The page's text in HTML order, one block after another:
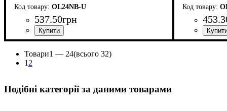
OL24NB-U
537.50грн
Тип електрофурнітури: Рамки
Кількість місць рамок: рамка 2х2м
Серія: Line
Колір: Чорний
453.
Тип
Кількість
Серія: Line
Колір:
Товари1 — 24(всього 32)
1 2
Подібні категорії за даними товарами